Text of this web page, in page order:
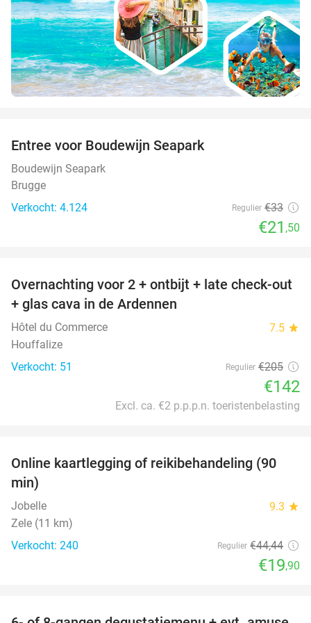
Entree voor Boudewijn Seapark
Boudewijn Seapark
Brugge
Verkocht: 4.124
Regulier €33
€21 ,50
31%
Overnachting voor 2 + ontbijt + late check-out
+ glas cava in de Ardennen
Hôtel du Commerce 7.5 star
Houffalize
Verkocht: 51
Regulier €205
€142
Excl. ca. €2 p.p.p.n. toeristenbelasting
55%
Online kaartlegging of reikibehandeling (90
min)
Jobelle 9.3 star
Zele (11 km)
Verkocht: 240
Regulier €44,44
€19,90